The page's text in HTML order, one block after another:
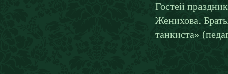
Гостей
Женихова.
танкиста»